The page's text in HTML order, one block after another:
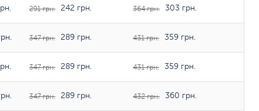
291 грн. 242 грн. 364 грн. 303 грн.
347 грн. 289 грн. 431 грн. 359 грн.
347 грн. 289 грн. 431 грн. 359 грн.
347 грн. 289 грн. 432 грн. 360 грн.